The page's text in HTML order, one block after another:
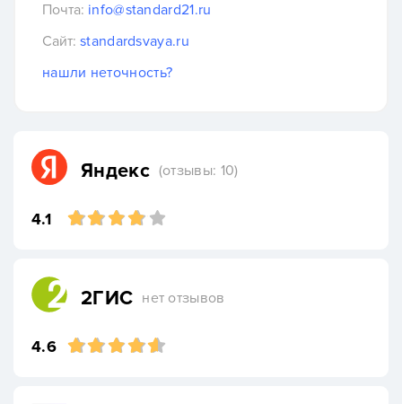
Почта: info@standard21.ru
Сайт: standardsvaya.ru
нашли неточность?
Яндекс (отзывы: 10)
4.1
2ГИС нет отзывов
4.6